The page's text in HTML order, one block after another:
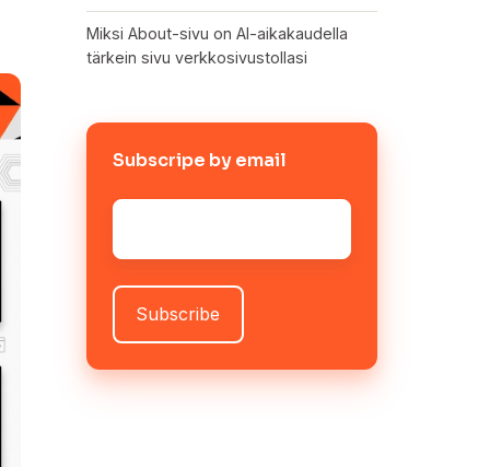
Miksi About-sivu on AI-aikakaudella
tärkein sivu verkkosivustollasi
Subscripe by email
Sähköposti